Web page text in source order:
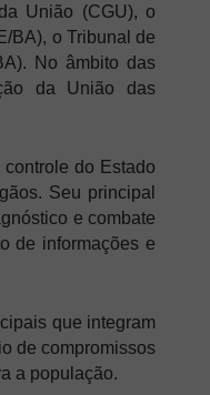
União (CGU), o
BA), o Tribunal de
No âmbito das
da União das
do Estado
Seu principal
e combate
de informações e
que integram
de compromissos
a população.